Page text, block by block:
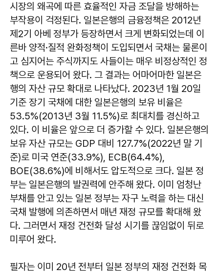
시장의 왜곡에 따른 효율적인 자금 조달을 방해하는
부작용이 걱정된다. 일본은행의 금융정책은 2012년
제2기 아베 정부가 등장하면서 크게 변화되었는데 이
른바 양적·질적 완화정책이 도입되면서 국채는 물론이
고 심지어는 주식까지도 사들이는 매우 비정상적인 정
책으로 운용되어 왔다. 그 결과는 어마어마한 일본은
행의 자산 규모 확대로 나타났다. 2023년 1월 20일
기준 장기 국채에 대한 일본은행의 보유 비율은
53.5%(2013년 3월 11.5%)로 최대치를 경신하고
있다. 이 비율은 앞으로 더 증가할 수 있다. 일본은행의
보유 자산 규모는 GDP 대비 127.7%(2022년 말 기
준)로 미국 연준(33.9%), ECB(64.4%),
BOE(38.6%)에 비해서도 압도적으로 크다. 일본 정
부는 일본은행의 발권력에 안주해 왔다. 이미 엄청난
부채를 안고 있는 일본 정부는 자구 노력을 하는 대신
국채 발행에 의존하면서 매년 재정 규모를 확대해 왔
다. 그러면서 재정 건전화 달성 시기를 끊임없이 뒤로
미루어 왔다.
필자는 이미 20년 전부터 일본 정부의 재정 건전화 목